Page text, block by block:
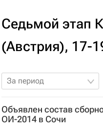
Седьмой этап
(Австрия), 17-
За период
Объявлен состав
ОИ-2014 в Сочи